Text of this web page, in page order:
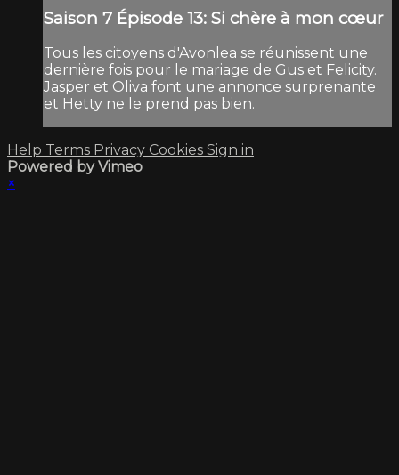
Saison 7 Épisode 13: Si chère à mon cœur
Tous les citoyens d'Avonlea se réunissent une
dernière fois pour le mariage de Gus et Felicity.
Jasper et Oliva font une annonce surprenante
et Hetty ne le prend pas bien.
Help Terms Privacy Cookies Sign in
Powered by Vimeo
×